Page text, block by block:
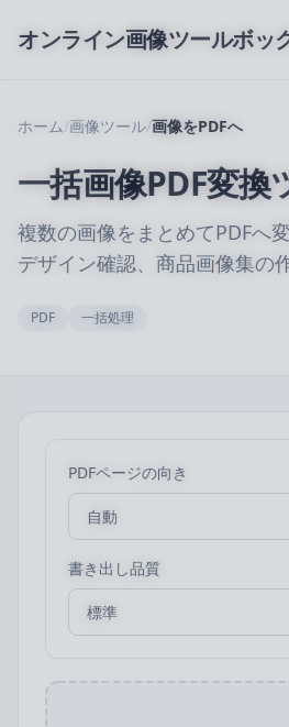
オンライン画像ツールボッ
ホーム/画像ツール/画像をPDFへ
一括画像PDF変換
複数の画像をまとめてPDFへ
デザイン確認、商品画像集の
PDF 一括処理
PDFページの向き
書き出し品質